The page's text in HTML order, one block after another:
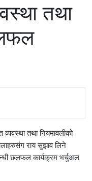
तथा
व्यवस्था तथा नियमावलीको
राय सुझाव लिने
छलफल कार्यक्रम भर्चुअल